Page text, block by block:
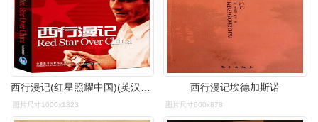
图片尺寸1000x1323
西行漫记埃德加斯诺
图片尺寸600x878